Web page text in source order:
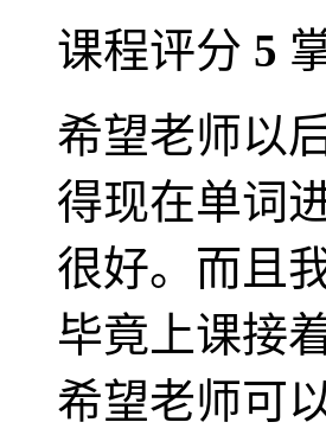
课程评分 5
希望老师以
得现在单词
很好。而且
毕竟上课接
希望老师可